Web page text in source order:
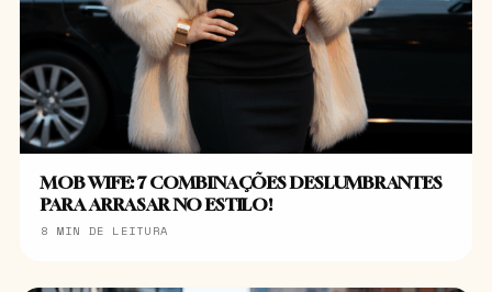
MOB WIFE: 7 COMBINAÇÕES DESLUMBRANTES
PARA ARRASAR NO ESTILO!
8 MIN DE LEITURA